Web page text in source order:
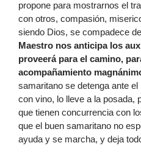
propone para mostrarnos el
con otros, compasión,
siendo Dios, se compadece
Maestro nos anticipa los
proveerá para el camino,
acompañamiento
samaritano se detenga ante
con vino, lo lleve a la posada,
que tienen concurrencia con
que el buen samaritano no
ayuda y se marcha, y deja